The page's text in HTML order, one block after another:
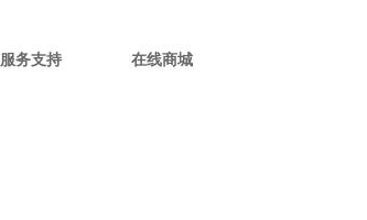
服务支持 在线商城